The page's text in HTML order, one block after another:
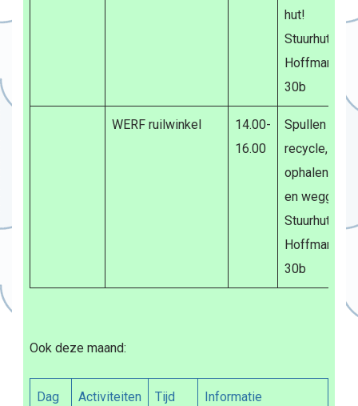
hut!
Stuurhut,
30b
WERF ruilwinkel
14.00-
16.00
Spullen
recycle,
ophalen in
en
Stuurhut:
30b
Ook deze maand:
Dag Activiteiten Tijd Informatie